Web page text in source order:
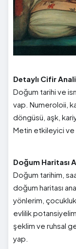
Detaylı Cifir
Doğum tarihi ve
vap. Numeroloii,
döngüsü, aşk,
Metin etkileyici ve
Doğum Haritası
Doğum tarihim,
doğum haritası
yönlerim, çocukluk
evlilik
şeklim ve ruhsal
yap.